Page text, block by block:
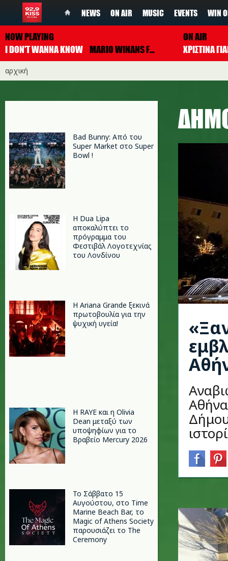
NEWS ON AIR MUSIC EVENTS WIN
NOW PLAYING
I DON'T WANNA KNOW MARIO WINANS FEAT. ENYA & P. DIDDY
ON AIR
ΧΡΙΣΤΙΝΑ
αρχική
Bad Bunny: Από του
Super Market στο Super
Bowl !
Η Dua Lipa
αποκαλύπτει το
πρόγραμμα του
Φεστιβάλ Λογοτεχνίας
του Λονδίνου
Η Ariana Grande ξεκινά
πρωτοβουλία για την
ψυχική υγεία!
Η RAYE και η Olivia
Dean μεταξύ των
υποψηφίων για το
Βραβείο Mercury 2026
Το Σάββατο 15
Αυγούστου, στο Time
Marine Beach Bar, το
Magic of Athens Society
παρουσιάζει το The
Ceremony